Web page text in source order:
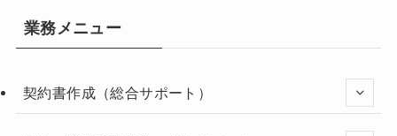
業務メニュー
契約書作成（総合サポート）